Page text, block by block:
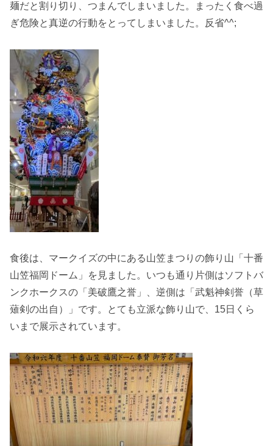
麺だと割り切り、つまんでしまいました。まったく食べ過
ぎ危険と真逆の行動をとってしまいました。反省^^;
食後は、マークイズの中にある山笠まつりの飾り山「十番
山笠福岡ドーム」を見ました。いつも通り片側はソフトバ
ンクホークスの「美破鷹之誉」、逆側は「武魁神剣誉（草
薙剣の出自）」です。とても立派な飾り山で、15日くら
いまで展示されています。